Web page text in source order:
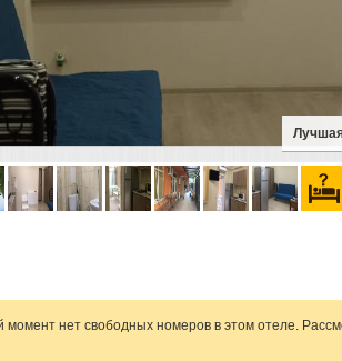
момент нет свободных номеров в этом отеле.